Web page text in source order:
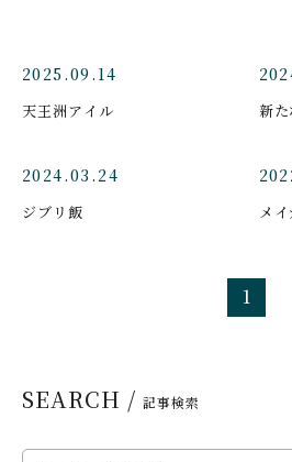
2025.09.14
天王洲アイル 新
2024.03.24
ジブリ飯 メ
1
SEARCH / 記事検索